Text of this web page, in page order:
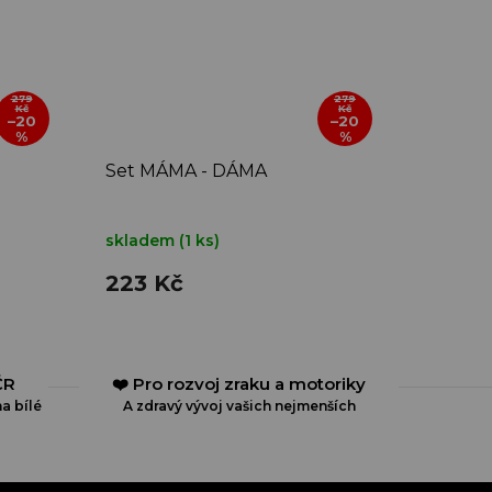
279
Kč
–20
%
279
Kč
–20
%
Set MÁMA - DÁMA
skladem (1 ks)
223 Kč
bílé
❤️ Pro rozvoj zraku a motoriky
A zdravý vývoj vašich nejmenších